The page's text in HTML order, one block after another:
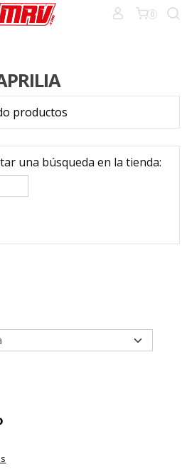
0
productos
una búsqueda en la tienda: